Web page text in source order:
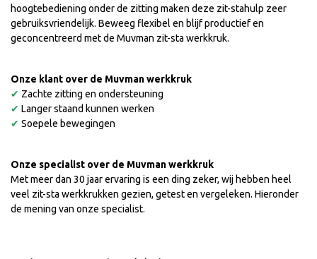
hoogtebediening onder de zitting maken deze zit-stahulp zeer
gebruiksvriendelijk. Beweeg flexibel en blijf productief en
geconcentreerd met de Muvman zit-sta werkkruk.
Onze klant over de Muvman werkkruk
✔ Zachte zitting en ondersteuning
✔ Langer staand kunnen werken
✔ Soepele bewegingen
Onze specialist over de Muvman werkkruk
Met meer dan 30 jaar ervaring is een ding zeker, wij hebben heel
veel zit-sta werkkrukken gezien, getest en vergeleken. Hieronder
de mening van onze specialist.